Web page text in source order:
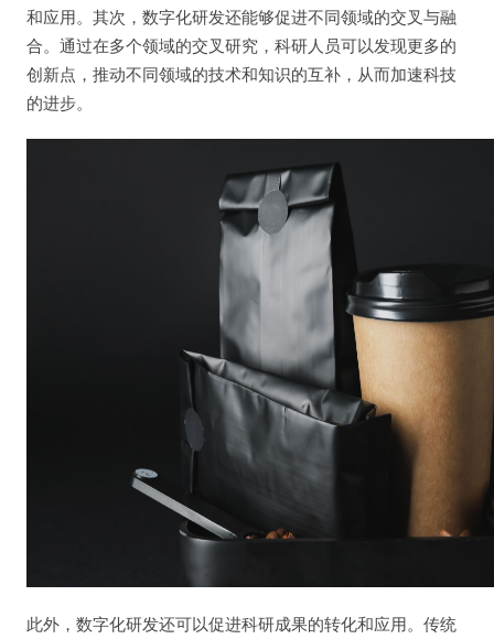
和应用。其次，数字化研发还能够促进不同领域的交叉与融
合。通过在多个领域的交叉研究，科研人员可以发现更多的
创新点，推动不同领域的技术和知识的互补，从而加速科技
的进步。
此外，数字化研发还可以促进科研成果的转化和应用。传统